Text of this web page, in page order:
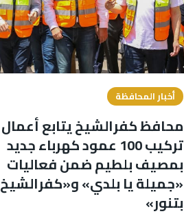
أخبار المحافظة
محافظ كفرالشيخ يتابع أعمال
تركيب 100 عمود كهرباء جديد
بمصيف بلطيم ضمن فعاليات
«جميلة يا بلدي» و«كفرالشيخ
بتنور»